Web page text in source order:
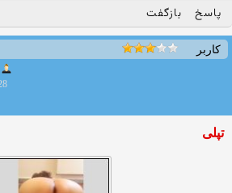
پاسخ بازگفت
کاربر
تپلی